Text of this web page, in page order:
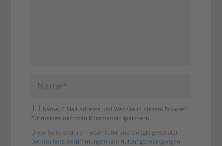
Name, E-Mail-Adresse und Website in diesem Browser
für meinen nächsten Kommentar speichern.
Diese Seite ist durch reCAPTCHA und Google geschützt
Datenschutz-Bestimmungen und Nutzungsbedingungen